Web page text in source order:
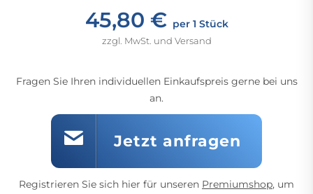
45,80 € per 1 Stück
zzgl. MwSt. und Versand
Fragen Sie Ihren individuellen Einkaufspreis gerne bei uns
an.
Jetzt anfragen
Registrieren Sie sich hier für unseren Premiumshop, um